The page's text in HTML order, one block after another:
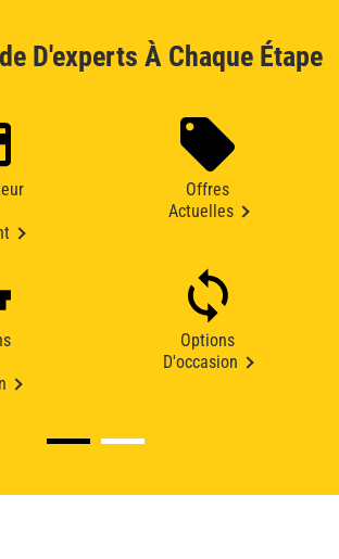
D'experts À Chaque Étape
Offres
Actuelles
Options
D'occasion